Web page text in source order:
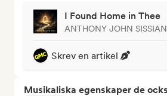
I Found Home in Thee
ANTHONY JOHN SISSIAN
Skrev en artikel
Musikaliska egenskaper de